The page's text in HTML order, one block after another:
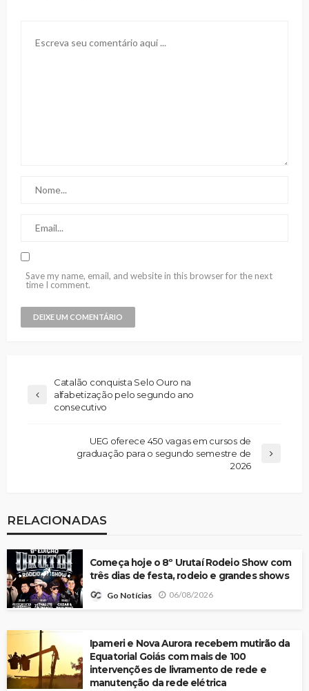
Save my name, email, and website in this browser for the next
time I comment.
Catalão conquista Selo Ouro na
alfabetização pelo segundo ano
consecutivo
UEG oferece 450 vagas em cursos de
graduação para o segundo semestre de
2026
RELACIONADAS
Começa hoje o 8º Urutaí Rodeio Show com
três dias de festa, rodeio e grandes shows
Go Notícias 06/08/2026
Ipameri e Nova Aurora recebem mutirão da
Equatorial Goiás com mais de 100
intervenções de livramento de rede e
manutenção da rede elétrica